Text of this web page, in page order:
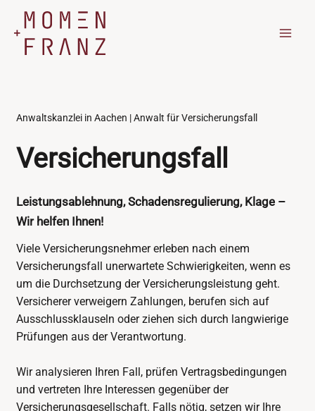
Inhalt
springen
Anwaltskanzlei in Aachen | Anwalt für Versicherungsfall
Versicherungsfall
Leistungsablehnung, Schadensregulierung, Klage –
Wir helfen Ihnen!
Viele Versicherungsnehmer erleben nach einem
Versicherungsfall unerwartete Schwierigkeiten, wenn es
um die Durchsetzung der Versicherungsleistung geht.
Versicherer verweigern Zahlungen, berufen sich auf
Ausschlussklauseln oder ziehen sich durch langwierige
Prüfungen aus der Verantwortung.
Wir analysieren Ihren Fall, prüfen Vertragsbedingungen
und vertreten Ihre Interessen gegenüber der
Versicherungsgesellschaft. Falls nötig, setzen wir Ihre